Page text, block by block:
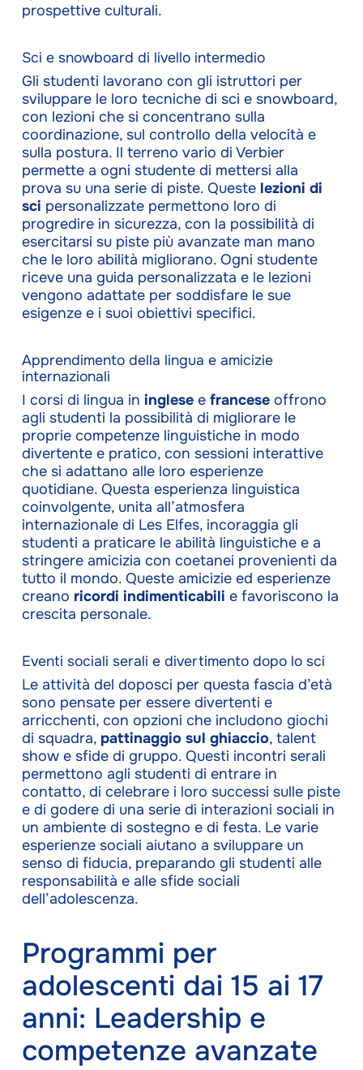
prospettive culturali.
Sci e snowboard di livello intermedio
Gli studenti lavorano con gli istruttori per
sviluppare le loro tecniche di sci e snowboard,
con lezioni che si concentrano sulla
coordinazione, sul controllo della velocità e
sulla postura. Il terreno vario di Verbier
permette a ogni studente di mettersi alla
prova su una serie di piste. Queste lezioni di
sci personalizzate permettono loro di
progredire in sicurezza, con la possibilità di
esercitarsi su piste più avanzate man mano
che le loro abilità migliorano. Ogni studente
riceve una guida personalizzata e le lezioni
vengono adattate per soddisfare le sue
esigenze e i suoi obiettivi specifici.
Apprendimento della lingua e amicizie
internazionali
I corsi di lingua in inglesee franceseoffrono
agli studenti la possibilità di migliorare le
proprie competenze linguistiche in modo
divertente e pratico, con sessioni interattive
che si adattano alle loro esperienze
quotidiane. Questa esperienza linguistica
coinvolgente, unita all’atmosfera
internazionale di Les Elfes, incoraggia gli
studenti a praticare le abilità linguistiche e a
stringere amicizia con coetanei provenienti da
tutto il mondo. Queste amicizie ed esperienze
creano ricordi indimenticabili e favoriscono la
crescita personale.
Eventi sociali serali e divertimento dopo lo sci
Le attività del doposci per questa fascia d’età
sono pensate per essere divertenti e
arricchenti, con opzioni che includono giochi
di squadra, pattinaggio sul ghiaccio, talent
show e sfide di gruppo. Questi incontri serali
permettono agli studenti di entrare in
contatto, di celebrare i loro successi sulle piste
e di godere di una serie di interazioni sociali in
un ambiente di sostegno e di festa. Le varie
esperienze sociali aiutano a sviluppare un
senso di fiducia, preparando gli studenti alle
responsabilità e alle sfide sociali
dell’adolescenza.
Programmi per
adolescenti dai 15 ai 17
anni: Leadership e
competenze avanzate